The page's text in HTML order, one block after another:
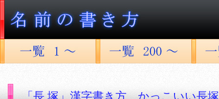
「長 塚」漢字書き方 かっこいい長塚